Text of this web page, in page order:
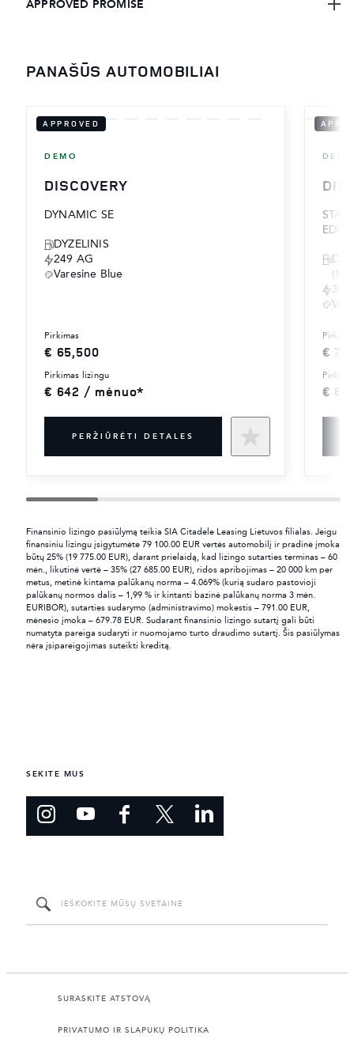
APPROVED PROMISE
PANAŠŪS AUTOMOBILIAI
APPROVED
DEMO
DISCOVERY
DYNAMIC SE
DYZELINIS
249 AG
Varesine Blue
pirkimas
€ 65,500
pirkimas lizingu
€ 642 / mėnuo*
PERŽIŪRĖTI DETALES
DEMO
300
€
€
Finansinio lizingo pasiūlymą teikia SIA Citadele Leasing Lietuvos filialas. Jeigu
finansiniu lizingu įsigytumėte 79 100.00 EUR vertės automobilį ir pradinė įmoka
būtų 25% (19 775.00 EUR), darant prielaidą, kad lizingo sutarties terminas – 60
mėn., likutinė vertė – 35% (27 685.00 EUR), ridos apribojimas – 20 000 km per
metus, metinė kintama palūkanų norma – 4.069% (kurią sudaro pastovioji
palūkanų normos dalis – 1,99 % ir kintanti bazinė palūkanų norma 3 mėn.
EURIBOR), sutarties sudarymo (administravimo) mokestis – 791.00 EUR,
mėnesio įmoka – 679.78 EUR. Sudarant finansinio lizingo sutartį gali būti
numatyta pareiga sudaryti ir nuomojamo turto draudimo sutartį. Šis pasiūlymas
nėra įsipareigojimas suteikti kreditą.
SEKITE MUS
SURASKITE ATSTOVĄ
PRIVATUMO IR SLAPUKŲ POLITIKA